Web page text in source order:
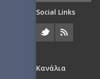
Social Links
Κανάλια